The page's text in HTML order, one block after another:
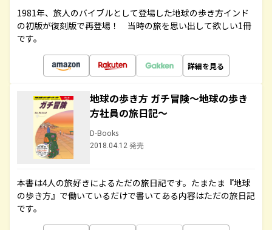
1981年、旅人のバイブルとして登場した地球の歩き方インド
の初版が復刻版で再登場！ 当時の旅を思い出して欲しい1冊
です。
詳細を見る
地球の歩き方 ガチ冒険～地球の歩き
方社員の旅日記～
D-Books
2018.04.12 発売
本書は4人の旅好きによるただの旅日記です。たまたま『地球
の歩き方』で働いているだけで書いてある内容はただの旅日記
です。